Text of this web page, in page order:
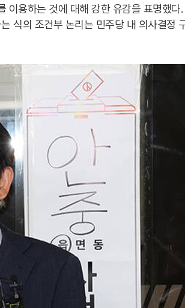
이용하는 것에 대해 강한 유감을 표명했다.
식의 조건부 논리는 민주당 내 의사결정